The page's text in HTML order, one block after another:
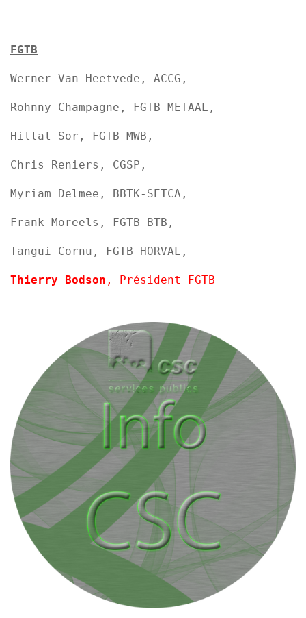
FGTB
Werner Van Heetvede, ACCG,
Rohnny Champagne, FGTB METAAL,
Hillal Sor, FGTB MWB,
Chris Reniers, CGSP,
Myriam Delmee, BBTK-SETCA,
Frank Moreels, FGTB BTB,
Tangui Cornu, FGTB HORVAL,
Thierry Bodson , Président FGTB